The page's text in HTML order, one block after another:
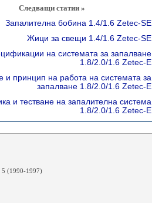
Следващи статии »
Запалителна бобина 1.4/1.6 Zetec-SE
Жици за свещи 1.4/1.6 Zetec-SE
на системата за запалване
1.8/2.0/1.6 Zetec-E
и принцип на работа на системата за
запалване 1.8/2.0/1.6 Zetec-E
и тестване на запалителна система
1.8/2.0/1.6 Zetec-E
(1990-1997)